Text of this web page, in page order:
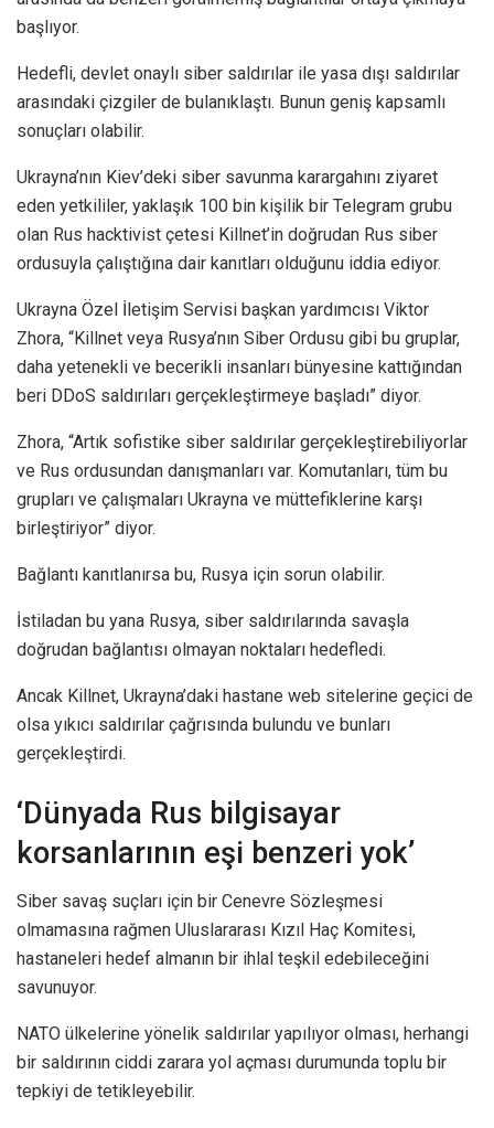
başlıyor.
Hedefli, devlet onaylı siber saldırılar ile yasa dışı saldırılar
arasındaki çizgiler de bulanıklaştı. Bunun geniş kapsamlı
sonuçları olabilir.
Ukrayna’nın Kiev’deki siber savunma karargahını ziyaret
eden yetkililer, yaklaşık 100 bin kişilik bir Telegram grubu
olan Rus hacktivist çetesi Killnet’in doğrudan Rus siber
ordusuyla çalıştığına dair kanıtları olduğunu iddia ediyor.
Ukrayna Özel İletişim Servisi başkan yardımcısı Viktor
Zhora, “Killnet veya Rusya’nın Siber Ordusu gibi bu gruplar,
daha yetenekli ve becerikli insanları bünyesine kattığından
beri DDoS saldırıları gerçekleştirmeye başladı” diyor.
Zhora, “Artık sofistike siber saldırılar gerçekleştirebiliyorlar
ve Rus ordusundan danışmanları var. Komutanları, tüm bu
grupları ve çalışmaları Ukrayna ve müttefiklerine karşı
birleştiriyor” diyor.
Bağlantı kanıtlanırsa bu, Rusya için sorun olabilir.
İstiladan bu yana Rusya, siber saldırılarında savaşla
doğrudan bağlantısı olmayan noktaları hedefledi.
Ancak Killnet, Ukrayna’daki hastane web sitelerine geçici de
olsa yıkıcı saldırılar çağrısında bulundu ve bunları
gerçekleştirdi.
‘Dünyada Rus bilgisayar
korsanlarının eşi benzeri yok’
Siber savaş suçları için bir Cenevre Sözleşmesi
olmamasına rağmen Uluslararası Kızıl Haç Komitesi,
hastaneleri hedef almanın bir ihlal teşkil edebileceğini
savunuyor.
NATO ülkelerine yönelik saldırılar yapılıyor olması, herhangi
bir saldırının ciddi zarara yol açması durumunda toplu bir
tepkiyi de tetikleyebilir.